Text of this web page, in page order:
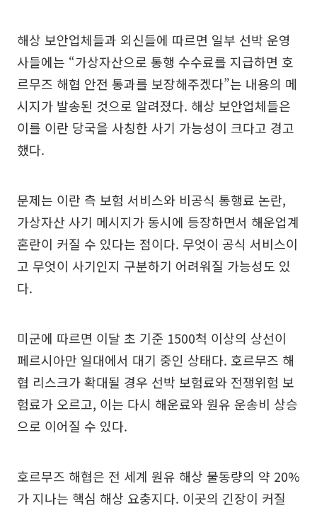
해상 보안업체들과 외신들에 따르면 일부 선박 운영
사들에는 “가상자산으로 통행 수수료를 지급하면 호
르무즈 해협 안전 통과를 보장해주겠다”는 내용의 메
시지가 발송된 것으로 알려졌다. 해상 보안업체들은
이를 이란 당국을 사칭한 사기 가능성이 크다고 경고
했다.
문제는 이란 측 보험 서비스와 비공식 통행료 논란,
가상자산 사기 메시지가 동시에 등장하면서 해운업계
혼란이 커질 수 있다는 점이다. 무엇이 공식 서비스이
고 무엇이 사기인지 구분하기 어려워질 가능성도 있
다.
미군에 따르면 이달 초 기준 1500척 이상의 상선이
페르시아만 일대에서 대기 중인 상태다. 호르무즈 해
협 리스크가 확대될 경우 선박 보험료와 전쟁위험 보
험료가 오르고, 이는 다시 해운료와 원유 운송비 상승
으로 이어질 수 있다.
호르무즈 해협은 전 세계 원유 해상 물동량의 약 20%
가 지나는 핵심 해상 요충지다. 이곳의 긴장이 커질